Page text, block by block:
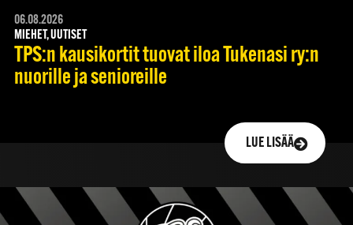
06.08.2026
MIEHET, UUTISET
TPS:n kausikortit tuovat iloa Tukenasi ry:n
nuorille ja senioreille
LUE LISÄÄ